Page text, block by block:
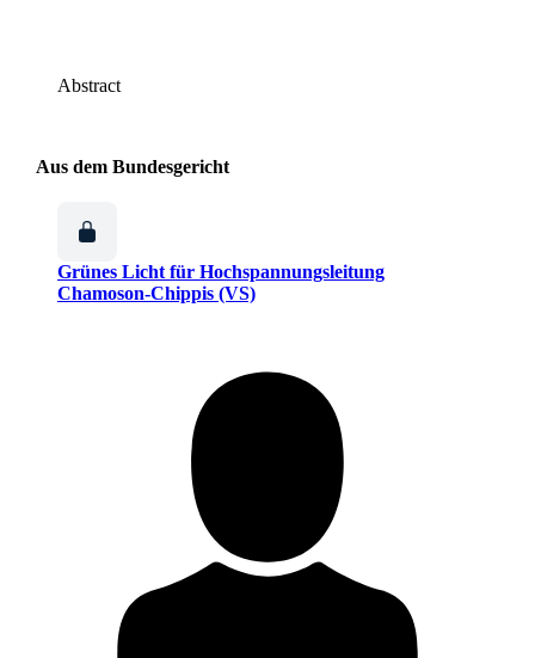
Abstract
Aus dem Bundesgericht
Grünes Licht für Hochspannungsleitung
Chamoson-Chippis (VS)